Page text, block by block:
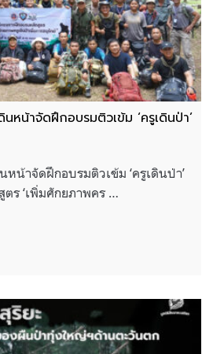
หน้าจัดฝึกอบรมติวเข้ม ‘ครูเดินป่า’
น้าจัดฝึกอบรมติวเข้ม ‘ครูเดินป่า’
ร ‘เพิ่มศักยภาพคร …